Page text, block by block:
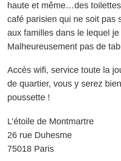
haute et même…des
café parisien qui ne soit pas
aux familles dans le lequel
Malheureusement pas de
Accès wifi, service toute la
de quartier, vous y serez
poussette !
L’étoile de Montmartre
26 rue Duhesme
75018 Paris